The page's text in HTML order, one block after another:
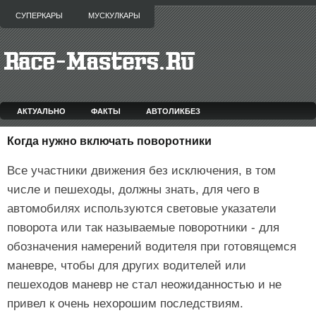
СУПЕРКАРЫ МУСКУЛКАРЫ
АКТУАЛЬНО ФАКТЫ АВТОЛИКБЕЗ
Когда нужно включать поворотники
Все участники движения без исключения, в том
числе и пешеходы, должны знать, для чего в
автомобилях используются световые указатели
поворота или так называемые поворотники - для
обозначения намерений водителя при готовящемся
маневре, чтобы для других водителей или
пешеходов маневр не стал неожиданностью и не
привел к очень нехорошим последствиям.